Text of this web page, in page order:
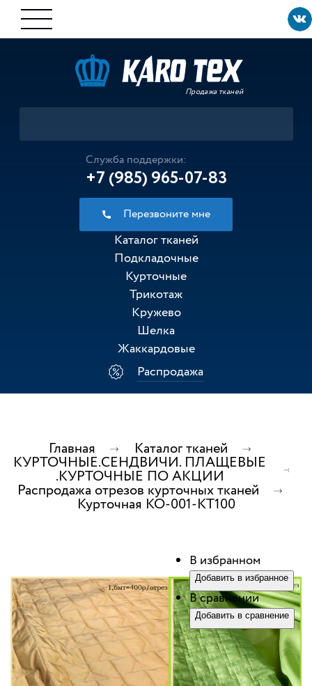
Продажа тканей
Служба поддержки:
+7 (985) 965-07-83
Перезвоните мне
Каталог тканей
Подкладочные
Курточные
Трикотаж
Кружево
Шелка
Жаккардовые
Распродажа
Главная Каталог тканей
КУРТОЧНЫЕ.СЕНДВИЧИ. ПЛАЩЕВЫЕ
.КУРТОЧНЫЕ ПО АКЦИИ
Распродажа отрезов курточных тканей
Курточная КО-001-КТ100
В избранном
Добавить в избранное
В сравнении
Добавить в сравнение